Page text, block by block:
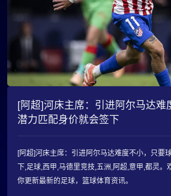
[阿超]河床主席：引进阿尔马达难
潜力匹配身价就会签下
[阿超]河床主席：引进阿尔马达难度不小，只要
下,足球,西甲,马德里竞技,五洲,阿超,意甲,都灵
你更新最新的足球，篮球体育资讯。